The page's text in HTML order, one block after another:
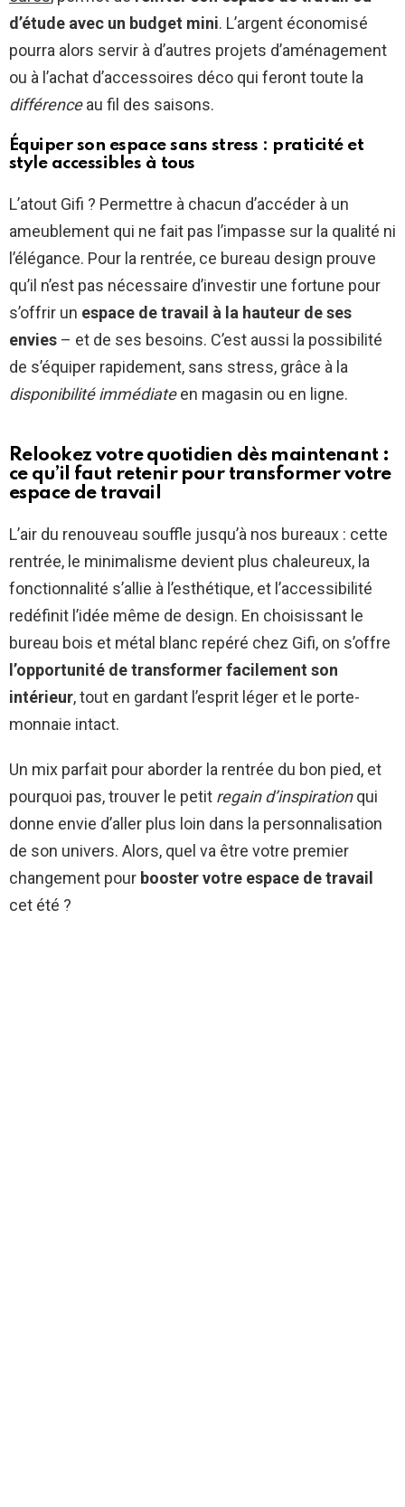
d’étude avec un budget mini. L’argent économisé
pourra alors servir à d’autres projets d’aménagement
ou à l’achat d’accessoires déco qui feront toute la
différenceau fil des saisons.
Équiper son espace sans stress : praticité et
style accessibles à tous
L’atout Gifi ? Permettre à chacun d’accéder à un
ameublement qui ne fait pas l’impasse sur la qualité ni
l’élégance. Pour la rentrée, ce bureau design prouve
qu’il n’est pas nécessaire d’investir une fortune pour
s’offrir un espace de travail à la hauteur de ses
envies – et de ses besoins. C’est aussi la possibilité
de s’équiper rapidement, sans stress, grâce à la
disponibilité immédiateen magasin ou en ligne.
Relookez votre quotidien dès maintenant :
ce qu’il faut retenir pour transformer votre
espace de travail
L’air du renouveau souffle jusqu’à nos bureaux : cette
rentrée, le minimalisme devient plus chaleureux, la
fonctionnalité s’allie à l’esthétique, et l’accessibilité
redéfinit l’idée même de design. En choisissant le
bureau bois et métal blanc repéré chez Gifi, on s’offre
l’opportunité de transformer facilement son
intérieur, tout en gardant l’esprit léger et le porte-
monnaie intact.
Un mix parfait pour aborder la rentrée du bon pied, et
pourquoi pas, trouver le petit regain d’inspirationqui
donne envie d’aller plus loin dans la personnalisation
de son univers. Alors, quel va être votre premier
changement pour booster votre espace de travail
cet été ?